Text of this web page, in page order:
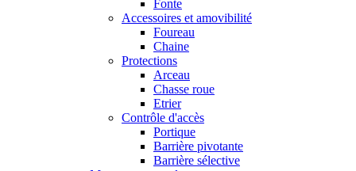
Fonte
Accessoires et amovibilité
Foureau
Chaine
Protections
Arceau
Chasse roue
Etrier
Contrôle d'accès
Portique
Barrière pivotante
Barrière sélective